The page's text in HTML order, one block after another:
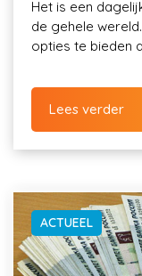
Het is een
de gehele
opties te bieden
Lees verder
ACTUEEL